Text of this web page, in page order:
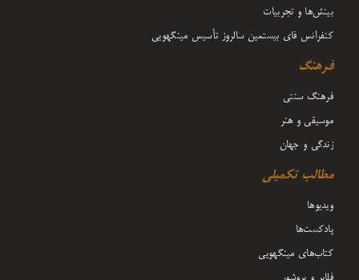
بینش‌ها و تجربیات
کنفرانس فای بیستمین سالروز تأسیس مینگهویی
فرهنگ
فرهنگ سنتی
موسیقی و هنر
زندگی و جهان
مطالب تکمیلی
ویدیوها
پادکست‌ها
کتاب‌های مینگهویی